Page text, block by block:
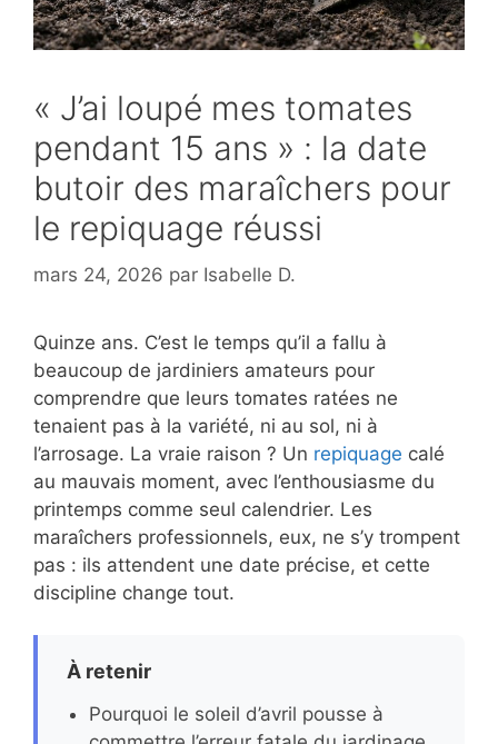
« J’ai loupé mes tomates
pendant 15 ans » : la date
butoir des maraîchers pour
le repiquage réussi
mars 24, 2026 par Isabelle D.
Quinze ans. C’est le temps qu’il a fallu à
beaucoup de jardiniers amateurs pour
comprendre que leurs tomates ratées ne
tenaient pas à la variété, ni au sol, ni à
l’arrosage. La vraie raison ? Un repiquage calé
au mauvais moment, avec l’enthousiasme du
printemps comme seul calendrier. Les
maraîchers professionnels, eux, ne s’y trompent
pas : ils attendent une date précise, et cette
discipline change tout.
À retenir
Pourquoi le soleil d’avril pousse à